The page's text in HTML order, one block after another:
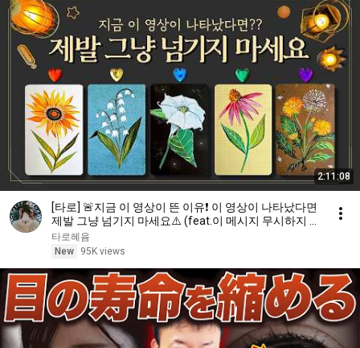
2:11:08
[타로] 🚨지금 이 영상이 뜬 이유❗️ 이 영상이 나타났다면
제발 그냥 넘기지 마세요⚠️ (feat.이 메시지 무시하지 마
세요🧿절대 우연이 아닙니다🚫금전•일•학업•관계까지
몽땅💥)
타로혜윰
New
95K views